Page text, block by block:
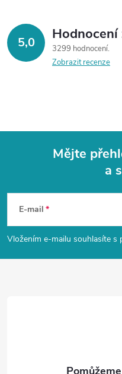
5,0 Hodnocení
3299 hodnocení
Zobrazit recenze
p
Mějte
a
E-mail
Vložením e-mailu souhlasíte s